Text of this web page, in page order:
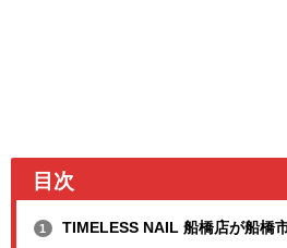
目次
1 TIMELESS NAIL 船橋店が船橋